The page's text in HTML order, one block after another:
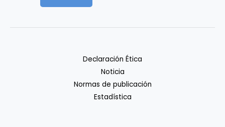
Declaración Ética
Noticia
Normas de publicación
Estadística